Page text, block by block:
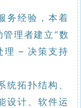
务经验，本着
理者建立“数
– 决策支持
拓扑结构、
设计、软件运